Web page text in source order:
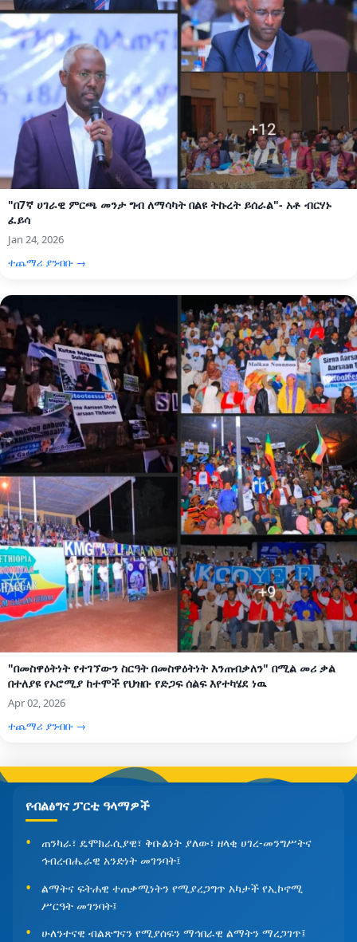
"በ7ኛ ሀገራዊ ምርጫ መንታ ግብ ለማሳካት በልዩ ትኩረት ይሰራል"- አቶ ብርሃኑ
ፈይሳ
Jan 24, 2026
ተጨማሪ ያንብቡ →
"በመስዋዕትነት የተገኘውን ስርዓት በመስዋዕትነት እንጠብቃለን" በሚል መሪ ቃል
በተለያዩ የኦሮሚያ ከተሞች የህዝቡ የድጋፍ ሰልፍ እየተካሄደ ነዉ
Apr 02, 2026
ተጨማሪ ያንብቡ →
የብልፅግና ፓርቲ ዓላማዎች
ጠንካራ፣ ዴሞክራሲያዊ፣ ቅቡልነት ያለው፣ ዘላቂ ሀገረ-መንግሥትና
ኅብረብሔራዊ አንድነት መገንባት፤
ልማትና ፍትሐዊ ተጠቃሚነትን የሚያረጋግጥ አካታች የኢኮኖሚ
ሥርዓት መገንባት፤
ሁለንተናዊ ብልጽግናን የሚያሰፍን ማኅበራዊ ልማትን ማረጋገጥ፤